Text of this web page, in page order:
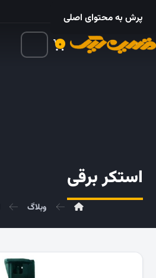
۰۲۱ – ۵۵۲۴ ۵۳۲۵
۰
پرش به محتوای اصلی
استکر برقی
وبلاگ